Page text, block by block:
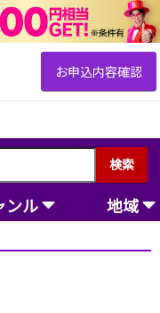
検索
ンル 地域